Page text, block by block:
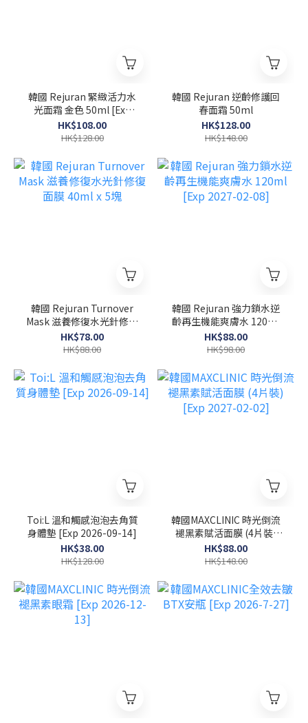
韓國 Rejuran 緊緻活力水
光面霜 金色 50ml [Exp
2027-07]
HK$108.00
HK$128.00
韓國 Rejuran 逆齡修護回
春面霜 50ml
HK$128.00
HK$148.00
韓國 Rejuran Turnover
Mask 滋養修復水光針修復
面膜 40ml x 5塊
HK$78.00
HK$88.00
韓國 Rejuran 強力鎖水逆
齡再生機能爽膚水 120ml
[Exp 2027-02-08]
HK$88.00
HK$98.00
Toi:L 溫和觸感泡泡去角質
身體墊 [Exp 2026-09-14]
HK$38.00
HK$128.00
韓國MAXCLINIC 時光倒流
褪黑素賦活面膜 (4片裝)
[Exp 2027-02-02]
HK$88.00
HK$148.00